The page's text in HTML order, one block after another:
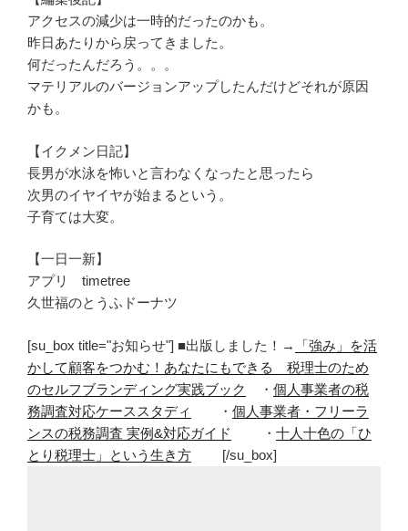
アクセスの減少は一時的だったのかも。
昨日あたりから戻ってきました。
何だったんだろう。。。
マテリアルのバージョンアップしたんだけどそれが原因
かも。
【イクメン日記】
長男が水泳を怖いと言わなくなったと思ったら
次男のイヤイヤが始まるという。
子育ては大変。
【一日一新】
アプリ timetree
久世福のとうふドーナツ
[su_box title="お知らせ"] ■出版しました！→
「強み」を活
かして顧客をつかむ！あなたにもできる 税理士のため
のセルフブランディング実践ブック
・ 個人事業者の税
務調査対応ケーススタディ
・ 個人事業者・フリーラ
ンスの税務調査 実例&対応ガイド
・ 十人十色の「ひ
とり税理士」という生き方 [/su_box]